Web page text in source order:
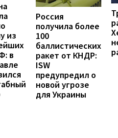
из
в
Россия
получила более
100
баллистических
ракет от КНДР:
ISW
предупредил о
новой угрозе
для Украины